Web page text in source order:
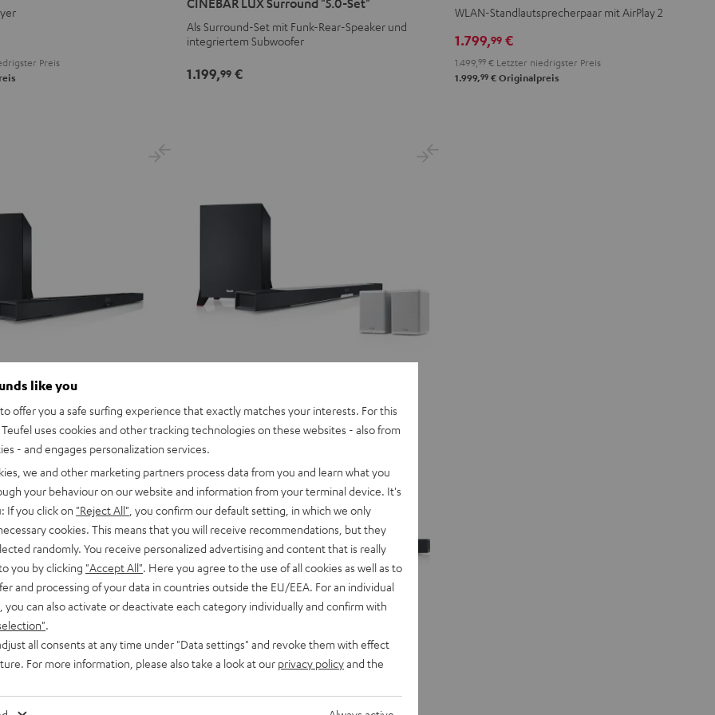
Preis
Surround
"5.0-
Set"
Schwarz
Surround
"5.0-
Weiß
Als Surround-Set mit Funk-Rear-Speaker und
integriertem Subwoofer
1.199,99 €
2
2
WLAN-Standlautsprecherpaar mit AirPlay 2
1.799,99 €
1.499, 99 € Letzter niedrigster Preis
1.999,99 € Originalpreis
like you
offer you a safe surfing experience that exactly matches your interests. For this
uses cookies and other tracking technologies on these websites - also from
- and engages personalization services.
we and other marketing partners process data from you and learn what you
your behaviour on our website and information from your terminal device. It's
If you click on "Reject All" , you confirm our default setting, in which we only
cookies. This means that you will receive recommendations, but they
randomly. You receive personalized advertising and content that is really
you by clicking "Accept All". Here you agree to the use of all cookies as well as to
and processing of your data in countries outside the EU/EEA. For an individual
you can also activate or deactivate each category individually and confirm with
.
all consents at any time under "Data settings" and revoke them with effect
For more information, please also take a look at our privacy policyand the